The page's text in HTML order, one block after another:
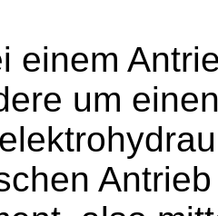
einem
um